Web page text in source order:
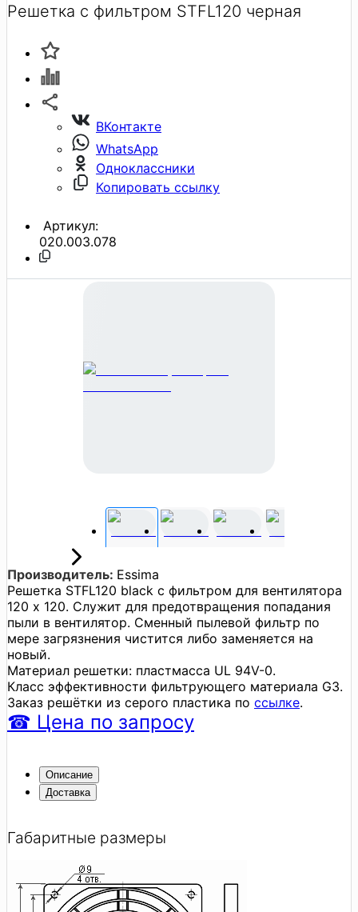
Решетка с фильтром STFL120 черная
ВКонтакте
WhatsApp
Одноклассники
Копировать ссылку
Артикул:
020.003.078
Производитель: Essima
Решетка STFL120 black с фильтром для вентилятора
120 х 120. Служит для предотвращения попадания
пыли в вентилятор. Сменный пылевой фильтр по
мере загрязнения чистится либо заменяется на
новый.
Материал решетки: пластмасса UL 94V-0.
Класс эффективности фильтрующего материала G3.
Заказ решётки из серого пластика по ссылке.
☎ Цена по запросу
Описание
Доставка
Габаритные размеры